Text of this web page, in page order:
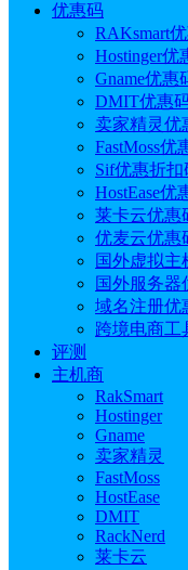
优惠码
RAKsmart
Hostinger优
Gname优惠
DMIT优惠
卖家精灵优
FastMoss优
Sif优惠折扣
HostEase优
莱卡云优惠
优麦云优惠
国外虚拟主
国外服务器
域名注册优
跨境电商工
评测
主机商
RakSmart
Hostinger
Gname
卖家精灵
FastMoss
HostEase
DMIT
RackNerd
莱卡云
高速度虚拟主
作者: Aimee 分类:主
新于: 2025.04.27
高速度虚拟主机
BlueHost，BlueHost